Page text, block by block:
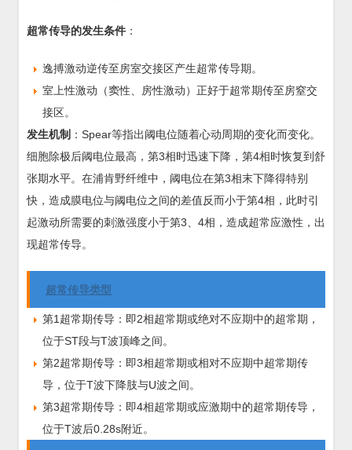
超常传导的发生条件 ：
逸搏激动逆传至房室交接区产生超常传导期。
室上性激动（窦性、房性激动）正好于超常期传至房窒交
接区。
发生机制 ：Spear等指出阈电位随着心动周期的变化而变化。
细胞除极后阈电位最高，第3相时迅速下降，第4相时恢复到舒
张期水平。在浦肯野纤维中，阈电位在第3相末下降得特别
快，造成膜电位与阈电位之间的差值反而小于第4相，此时引
起激动所需要的刺激强度小于第3、4相，造成超常应激性，出
现超常传导。
超常传导类型
第1超常期传导：即2相超常期或绝对不应期中的超常期，
位于ST段与T波顶峰之间。
第2超常期传导：即3相超常期或相对不应期中超常期传
导，位于T波下降肢与U波之间。
第3超常期传导：即4相超常期或应激期中的超常期传导，
位于T波后0.28s附近。